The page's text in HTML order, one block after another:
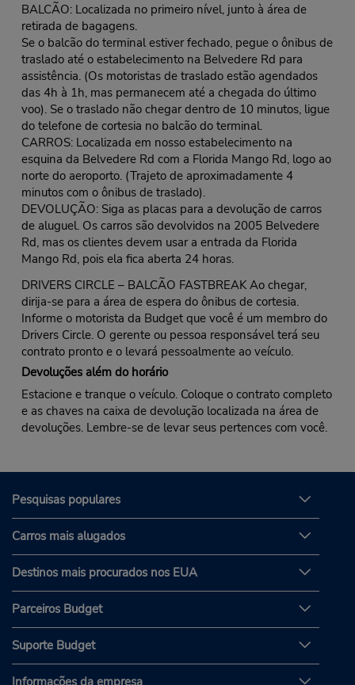
BALCÃO: Localizada no primeiro nível, junto à área de
retirada de bagagens.
Se o balcão do terminal estiver fechado, pegue o ônibus de
traslado até o estabelecimento na Belvedere Rd para
assistência. (Os motoristas de traslado estão agendados
das 4h à 1h, mas permanecem até a chegada do último
voo). Se o traslado não chegar dentro de 10 minutos, ligue
do telefone de cortesia no balcão do terminal.
CARROS: Localizada em nosso estabelecimento na
esquina da Belvedere Rd com a Florida Mango Rd, logo ao
norte do aeroporto. (Trajeto de aproximadamente 4
minutos com o ônibus de traslado).
DEVOLUÇÃO: Siga as placas para a devolução de carros
de aluguel. Os carros são devolvidos na 2005 Belvedere
Rd, mas os clientes devem usar a entrada da Florida
Mango Rd, pois ela fica aberta 24 horas.
DRIVERS CIRCLE – BALCÃO FASTBREAK Ao chegar,
dirija-se para a área de espera do ônibus de cortesia.
Informe o motorista da Budget que você é um membro do
Drivers Circle. O gerente ou pessoa responsável terá seu
contrato pronto e o levará pessoalmente ao veículo.
Devoluções além do horário
Estacione e tranque o veículo. Coloque o contrato completo
e as chaves na caixa de devolução localizada na área de
devoluções. Lembre-se de levar seus pertences com você.
Pesquisas populares
Carros mais alugados
Destinos mais procurados nos EUA
Parceiros Budget
Suporte Budget
Informações da empresa